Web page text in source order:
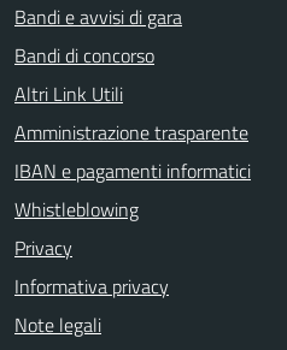
Bandi e avvisi di gara
Bandi di concorso
Altri Link Utili
Amministrazione trasparente
IBAN e pagamenti informatici
Whistleblowing
Privacy
Informativa privacy
Note legali